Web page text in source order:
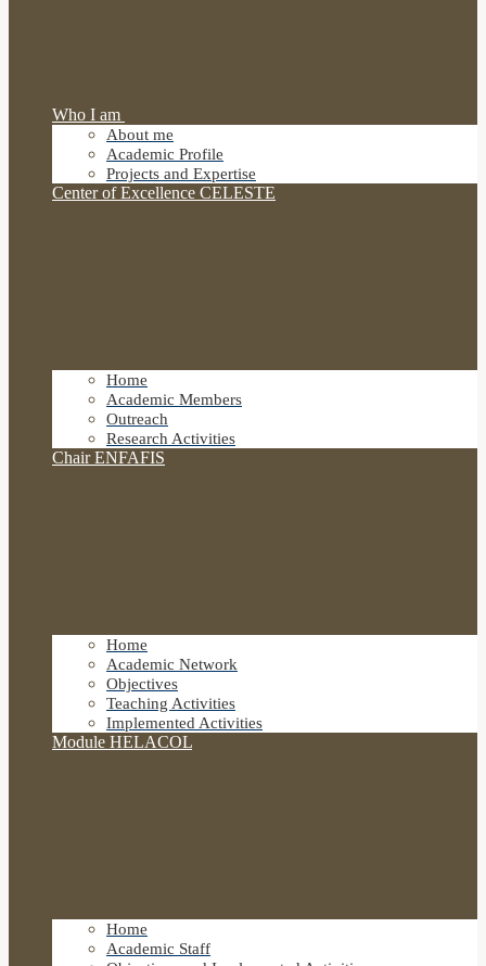
Who I am
About me
Academic Profile
Projects and Expertise
Center of Excellence CELESTE
Home
Academic Members
Outreach
Research Activities
Chair ENFAFIS
Home
Academic Network
Objectives
Teaching Activities
Implemented Activities
Module HELACOL
Home
Academic Staff